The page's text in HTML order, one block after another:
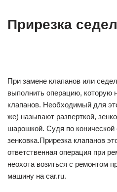
Прирезка
При замене клапанов или
выполнить операцию, которую
клапанов. Необходимый для
же) называют разверткой,
шарошкой. Судя по
зенковка.Прирезка клапанов
ответственная операция при
неохота возиться с ремонтом
машину на car.ru.